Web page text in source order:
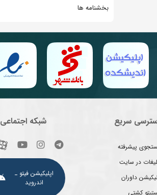
بخشنامه ها
سریع
پیشرفته
در سایت
داوران
کشتی
شبکه اجتماعی
اپلیکیشن فیتو ـ
اندروید